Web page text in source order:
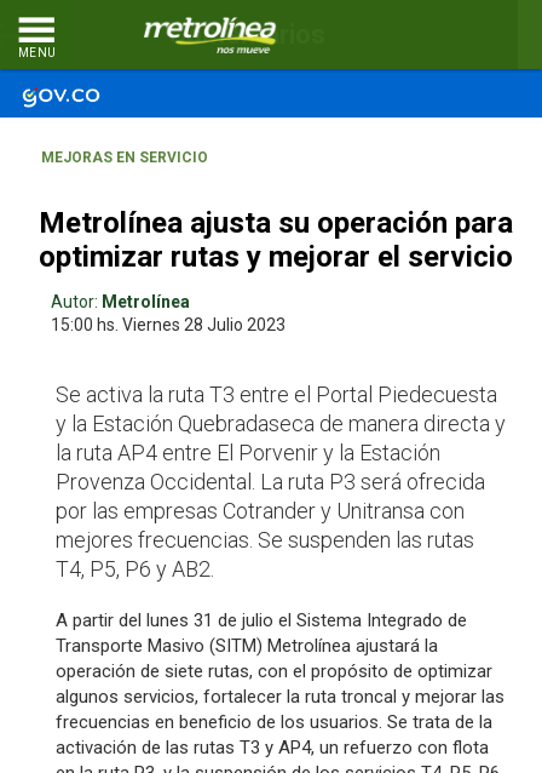
MENU
MEJORAS EN SERVICIO
Metrolínea ajusta su operación para
optimizar rutas y mejorar el servicio
Autor: Metrolínea
15:00 hs. Viernes 28 Julio 2023
Se activa la ruta T3 entre el Portal Piedecuesta
y la Estación Quebradaseca de manera directa y
la ruta AP4 entre El Porvenir y la Estación
Provenza Occidental. La ruta P3 será ofrecida
por las empresas Cotrander y Unitransa con
mejores frecuencias. Se suspenden las rutas
T4, P5, P6 y AB2.
A partir del lunes 31 de julio el Sistema Integrado de
Transporte Masivo (SITM) Metrolínea ajustará la
operación de siete rutas, con el propósito de optimizar
algunos servicios, fortalecer la ruta troncal y mejorar las
frecuencias en beneficio de los usuarios. Se trata de la
activación de las rutas T3 y AP4, un refuerzo con flota
Comentarios